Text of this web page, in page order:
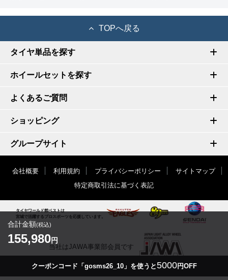
合計金額(税込)
155,980円
クーポンコード「gosms26_10」を使うと5000円OFF
TOPへ戻る
タイヤ単品を探す
ホイールセットを探す
よくあるご質問
ショッピング
グループサイト
会社概要 利用規約 プライバシーポリシー
サイトマップ
特定商取引法に基づく表記
タイヤワールド館ベストは
宮城で活躍するプロスポーツを応援しています。
当社はJAWA事業部会員です